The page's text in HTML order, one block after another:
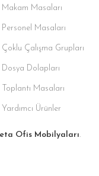
Makam Masaları
Personel Masaları
Çoklu Çalışma Grupları
Dosya Dolapları
Toplantı Masaları
Yardımcı Ürünler
Ofis Mobilyaları.